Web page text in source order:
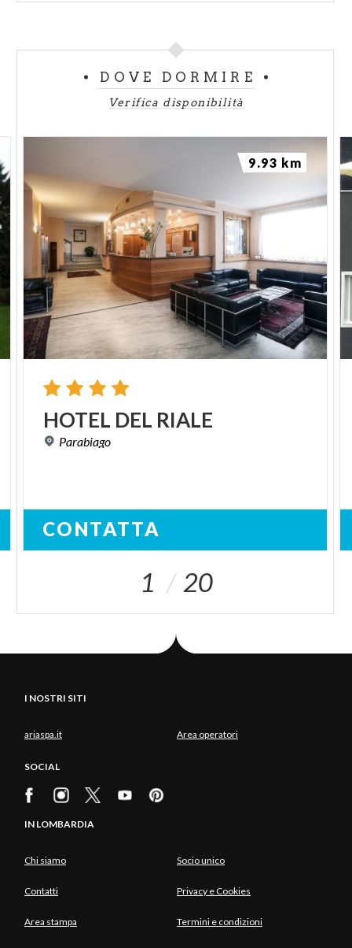
DOVE DORMIRE
Verifica disponibilità
HOTEL DEL RIALE
Parabiago
CONTATTA
9.93 km
1 20
I NOSTRI SITI
ariaspa.it Area operatori
SOCIAL
IN LOMBARDIA
Chi siamo Socio unico
Contatti Privacy e Cookies
Area stampa Termini e condizioni